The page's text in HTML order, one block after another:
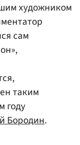
художником
сам
таким
году
Бородин.